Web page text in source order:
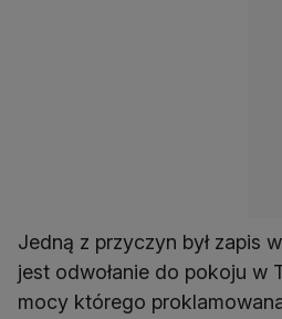
Jedną z przyczyn był zapis
jest odwołanie do pokoju w
mocy którego